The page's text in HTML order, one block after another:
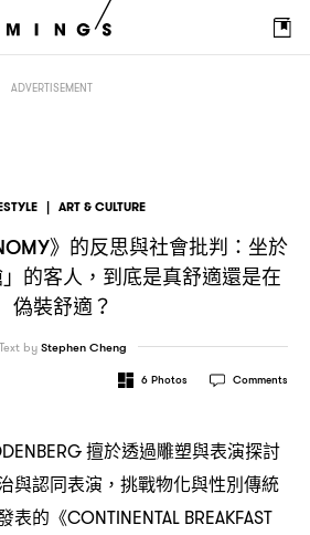
ADVERTISEMENT
| ART & CULTURE
》的反思與社會批判 ： 坐於
的客人 ， 到底是真舒適還是在
偽裝舒適？
Text byStephen Cheng
6 Photos Comments
擅於透過雕塑與表演探討
與認同表演 ， 挑戰物化與性別傳統
表的《CONTINENTAL BREAKFAST
》的反思與社會批判